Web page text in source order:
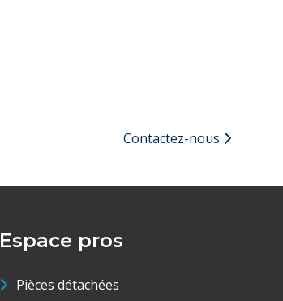
Contactez-nous
Espace pros
Pièces détachées